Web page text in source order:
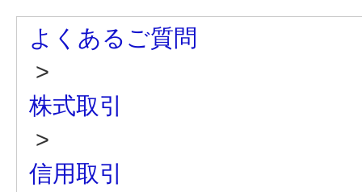
よくあるご質問
>
株式取引
>
信用取引